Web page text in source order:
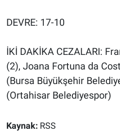
DEVRE: 17-10
İKİ DAKİKA CEZALARI:
(2), Joana Fortuna da
(Bursa Büyükşehir
(Ortahisar Belediyespor)
Kaynak: RSS